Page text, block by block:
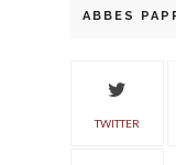
ABBES
TWITTER